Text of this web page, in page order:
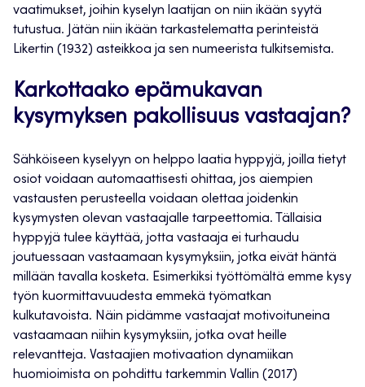
vaatimukset, joihin kyselyn laatijan on niin ikään syytä
tutustua. Jätän niin ikään tarkastelematta perinteistä
Likertin (1932) asteikkoa ja sen numeerista tulkitsemista.
Karkottaako epämukavan
kysymyksen pakollisuus vastaajan?
Sähköiseen kyselyyn on helppo laatia hyppyjä, joilla tietyt
osiot voidaan automaattisesti ohittaa, jos aiempien
vastausten perusteella voidaan olettaa joidenkin
kysymysten olevan vastaajalle tarpeettomia. Tällaisia
hyppyjä tulee käyttää, jotta vastaaja ei turhaudu
joutuessaan vastaamaan kysymyksiin, jotka eivät häntä
millään tavalla kosketa. Esimerkiksi työttömältä emme kysy
työn kuormittavuudesta emmekä työmatkan
kulkutavoista. Näin pidämme vastaajat motivoituneina
vastaamaan niihin kysymyksiin, jotka ovat heille
relevantteja. Vastaajien motivaation dynamiikan
huomioimista on pohdittu tarkemmin Vallin (2017)